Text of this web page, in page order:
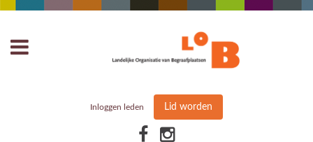
Inloggen leden Lid worden